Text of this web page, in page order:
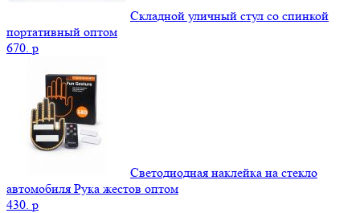
Складной уличный стул со спинкой
портативный оптом
670. p
Светодиодная наклейка на стекло
автомобиля Рука жестов оптом
430. p